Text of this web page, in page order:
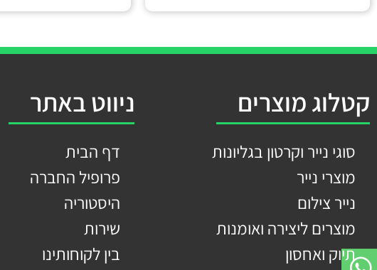
קטלוג מוצרים
סוגי נייר וקרטון בגליונות
מוצרי נייר
נייר צילום
מוצרים ליצירה ואומנות
תיוק ואחסון
ניווט באתר
דף הבית
פרופיל החברה
היסטוריה
שירות
בין לקוחותינו